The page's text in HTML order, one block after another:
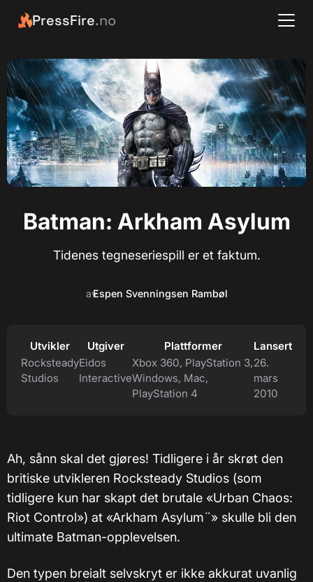
PressFire.no
Batman: Arkham Asylum
Tidenes tegneseriespill er et faktum.
avEspen Svenningsen Rambøl
Utvikler
Rocksteady
Studios
Utgiver
Eidos
Interactive
Plattformer
Xbox 360, PlayStation 3,
Windows, Mac,
PlayStation 4
Lansert
26.
mars
2010
Ah, sånn skal det gjøres! Tidligere i år skrøt den
britiske utvikleren Rocksteady Studios (som
tidligere kun har skapt det brutale «Urban Chaos:
Riot Control») at «Arkham Asylum¨» skulle bli den
ultimate Batman-opplevelsen.
Den typen breialt selvskryt er ikke akkurat uvanlig